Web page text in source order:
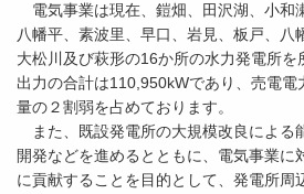
電気事業は現在、鎧畑、田沢湖、小和
八幡平、素波里、早口、岩見、板戸、八
大松川及び萩形の16か所の水力発電所
出力の合計は110,950kWであり、売電電
量の２割弱を占めております。
また、既設発電所の大規模改良による
開発などを進めるとともに、電気事業に
に貢献することを目的として、発電所周